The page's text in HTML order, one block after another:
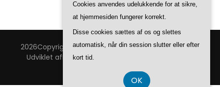
2026CopyrightBang & Thy Bolig.Blossom Feminine |
Udviklet afBlossom Temaer
Cookies anvendes udelukkende for at sikre,
at hjemmesiden fungerer korrekt.
Disse cookies sættes af os og slettes
automatisk, når din session slutter eller efter
kort tid.
OK